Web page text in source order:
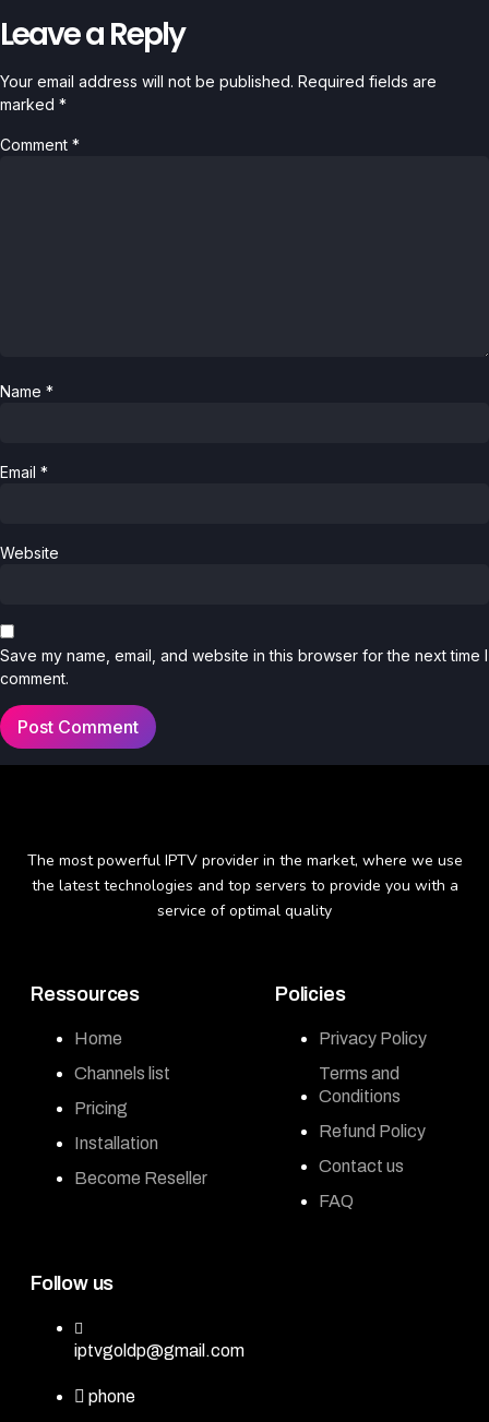
Leave a Reply
Your email address will not be published. Required fields are
marked *
Comment *
Name *
Email *
Website
Save my name, email, and website in this browser for the next time I
comment.
The most powerful IPTV provider in the market, where we use
the latest technologies and top servers to provide you with a
service of optimal quality
Ressources
Home
Channels list
Pricing
Installation
Become Reseller
Policies
Privacy Policy
Terms and
Conditions
Refund Policy
Contact us
FAQ
Follow us
iptvgoldp@gmail.com
phone